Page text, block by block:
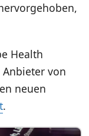
Health
von
neuen
.